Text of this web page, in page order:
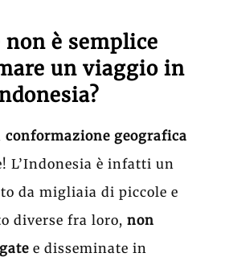
non è semplice
un viaggio in
conformazione geografica
L’Indonesia è infatti un
da migliaia di piccole e
diverse fra loro,non
e disseminate in